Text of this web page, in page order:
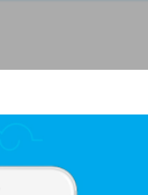
Rua CEL.
Santo Augusto/
CEP: 98.590-